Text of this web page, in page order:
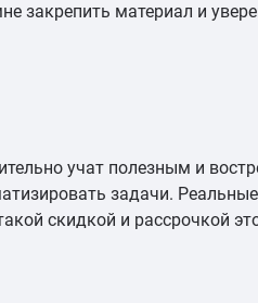
закрепить материал и
учат полезным и
задачи.
скидкой и рассрочкой